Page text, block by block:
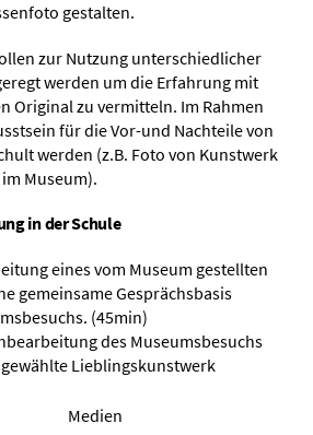
gestalten.
zur Nutzung unterschiedlicher
werden um die Erfahrung mit
Original zu vermitteln. Im Rahmen
für die Vor-und Nachteile von
werden (z.B. Foto von Kunstwerk
Museum).
in der Schule
eines vom Museum gestellten
gemeinsame Gesprächsbasis
(45min)
des Museumsbesuchs
Lieblingskunstwerk
Medien